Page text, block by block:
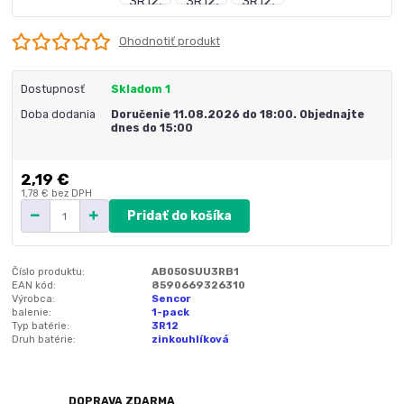
Ohodnotiť produkt
Dostupnosť Skladom 1
Doba dodania
Doručenie 11.08.2026 do 18:00. Objednajte
dnes do 15:00
2,19 €
1,78 € bez DPH
Pridať do košíka
Číslo produktu:
AB050SUU3RB1
EAN kód:
8590669326310
Výrobca:
Sencor
balenie:
1-pack
Typ batérie:
3R12
Druh batérie:
zinkouhlíková
DOPRAVA ZDARMA